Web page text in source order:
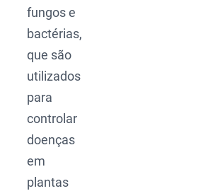
fungos e
bactérias,
que são
utilizados
para
controlar
doenças
em
plantas